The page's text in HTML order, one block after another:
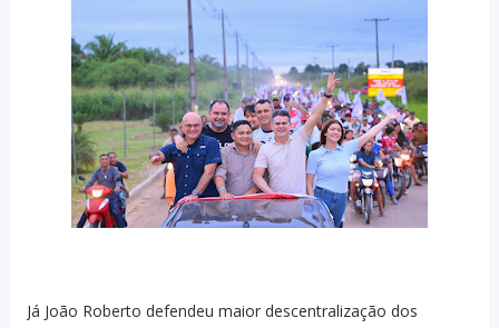
Já João Roberto defendeu maior descentralização dos